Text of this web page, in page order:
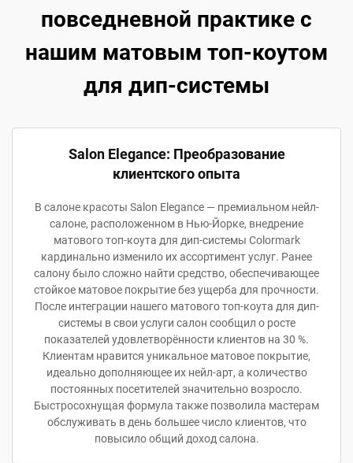
повседневной практике с
нашим матовым топ-коутом
для дип-системы
Salon Elegance: Преобразование
клиентского опыта
В салоне красоты Salon Elegance — премиальном нейл-
салоне, расположенном в Нью-Йорке, внедрение
матового топ-коута для дип-системы Colormark
кардинально изменило их ассортимент услуг. Ранее
салону было сложно найти средство, обеспечивающее
стойкое матовое покрытие без ущерба для прочности.
После интеграции нашего матового топ-коута для дип-
системы в свои услуги салон сообщил о росте
показателей удовлетворённости клиентов на 30 %.
Клиентам нравится уникальное матовое покрытие,
идеально дополняющее их нейл-арт, а количество
постоянных посетителей значительно возросло.
Быстросохнущая формула также позволила мастерам
обслуживать в день большее число клиентов, что
повысило общий доход салона.